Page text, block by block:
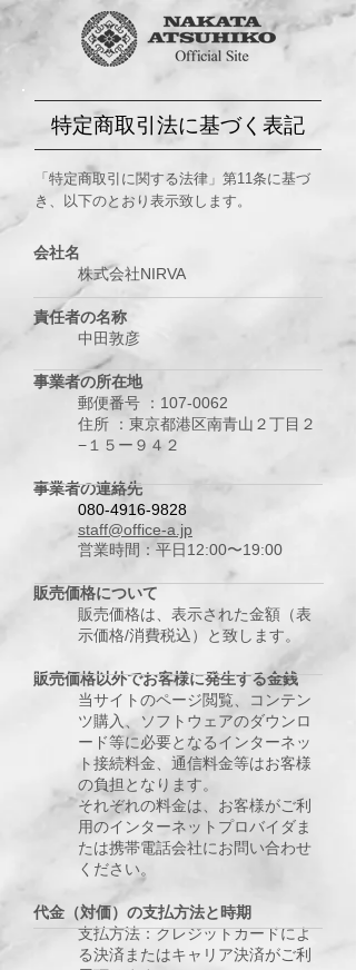
特定商取引法に基づく表記
「特定商取引に関する法律」第11条に基づ
き、以下のとおり表示致します。
会社名
株式会社NIRVA
責任者の名称
中田敦彦
事業者の所在地
郵便番号 ：107-0062
住所 ：東京都港区南青山２丁目２
−１５ー９４２
事業者の連絡先
080-4916-9828
staff@office-a.jp
営業時間：平日12:00〜19:00
販売価格について
販売価格は、表示された金額（表
示価格/消費税込）と致します。
販売価格以外でお客様に発生する金銭
当サイトのページ閲覧、コンテン
ツ購入、ソフトウェアのダウンロ
ード等に必要となるインターネッ
ト接続料金、通信料金等はお客様
の負担となります。
それぞれの料金は、お客様がご利
用のインターネットプロバイダま
たは携帯電話会社にお問い合わせ
ください。
代金（対価）の支払方法と時期
支払方法：クレジットカードによ
る決済またはキャリア決済がご利